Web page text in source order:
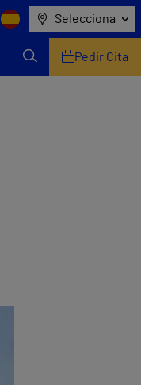
Selecciona
Pedir Cita